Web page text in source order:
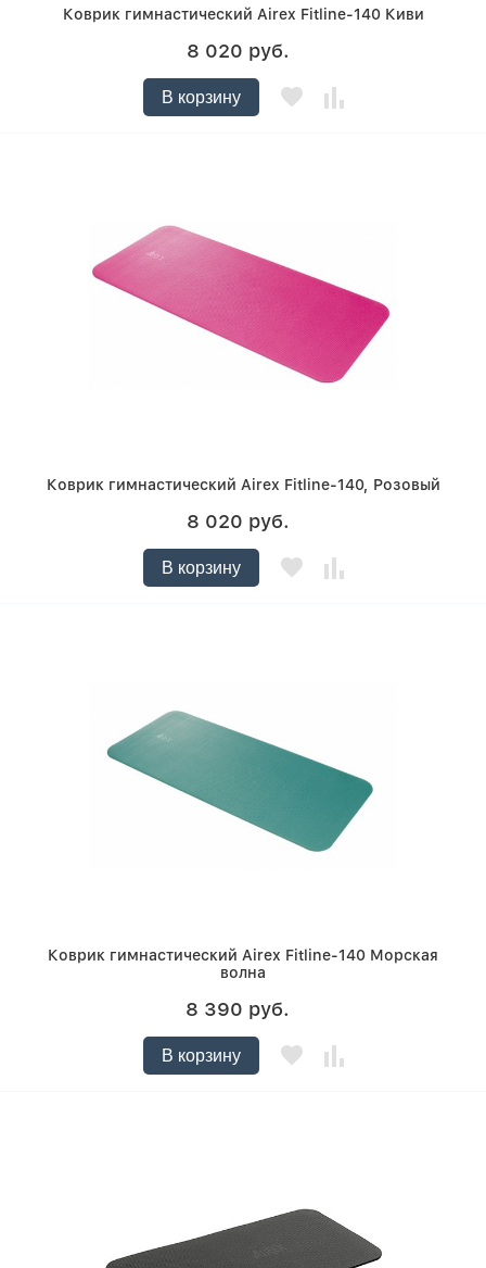
Коврик гимнастический Airex Fitline-140 Киви
8 020 руб.
В корзину
Коврик гимнастический Airex Fitline-140, Розовый
8 020 руб.
В корзину
Коврик гимнастический Airex Fitline-140 Морская
волна
8 390 руб.
В корзину